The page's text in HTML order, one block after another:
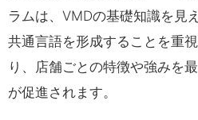
ラムは、VMDの基礎知識を見
共通言語を形成することを重
り、店舗ごとの特徴や強みを
が促進されます。